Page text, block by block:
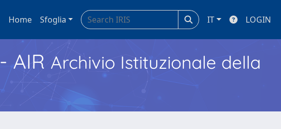
Home Sfoglia IT LOGIN
- AIR Archivio Istituzionale della